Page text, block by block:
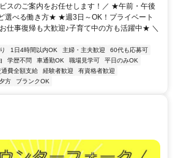
スのご案内をお任せします！／ ★午前・午後
選べる働き方★ ★週3日～OK！プライベート
事復帰も大歓迎♪子育て中の方も活躍中★ ＼
1日4時間以内OK 主婦・主夫歓迎
60代も応募可
学歴不問 車通勤OK 職場見学可
平日のみOK
通費全額支給 経験者歓迎
有資格者歓迎
夕方 ブランクOK